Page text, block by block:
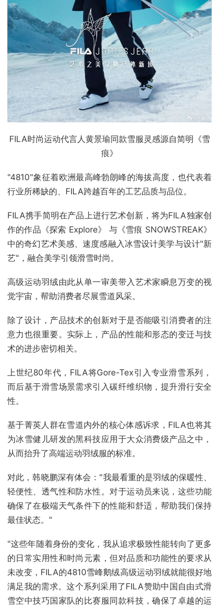
FILA时尚运动代言人黄景瑜同款雪服灵感源自简明《雪
痕》
"4810"象征着欧洲最高峰勃朗峰的海拔高度，也代表着
行业所稀缺的、FILA跨越百年的工艺品质与品位。
FILA携手简明在产品上进行艺术创新，将为FILA独家创
作的作品《探索 Explore》 与《雪痕 SNOWSTREAK》
中的奇幻艺术美感、速度感融入冰雪设计美学与设计"新
艺"，融合美学引领滑雪时尚。
高级运动羽绒由此从单一审美带入艺术家瞬息万变的视
觉宇宙，帮助消费者尽展雪道风采。
除了设计，产品技术的创新对于是否能吸引消费者的注
意力也很重要。实际上，产品的性能和形态的变迁与技
术的进步密切相关。
上世纪80年代，FILA将Gore-Tex引入专业滑雪系列，
而后基于滑雪场景需求引入碳纤维织物，提升滑行安全
性。
基于菁英人群在雪道内外的核心体感诉求，FILA也将其
为冰雪健儿研发的黑科技应用于大众消费级产品之中，
从而抬升了高端运动羽绒服的标准。
对此，韩晓鹏深有体会："我最看重的是羽绒的保暖性、
轻便性、透气性和防水性。对于运动员来说，这些功能
确保了在极端天气条件下的性能和舒适，帮助我们保持
最佳状态。"
"这些年随着身份的变化，我从追求极致性能转向了更多
的日常实用性和时尚元素，但对品质和功能性的要求从
未改变，FILA的4810雪峰鹅绒高级运动羽绒就能很好地
满足我的需求。这个系列采用了FILA赞助中国自由式滑
雪空中技巧国家队的比赛服同款科技，确保了卓越的运